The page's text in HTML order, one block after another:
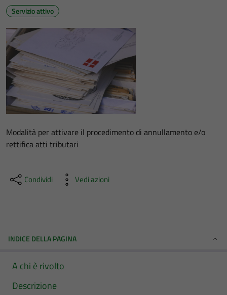
Servizio attivo
Modalità per attivare il procedimento di annullamento e/o
rettifica atti tributari
Condividi Vedi azioni
INDICE DELLA PAGINA
A chi è rivolto
Descrizione